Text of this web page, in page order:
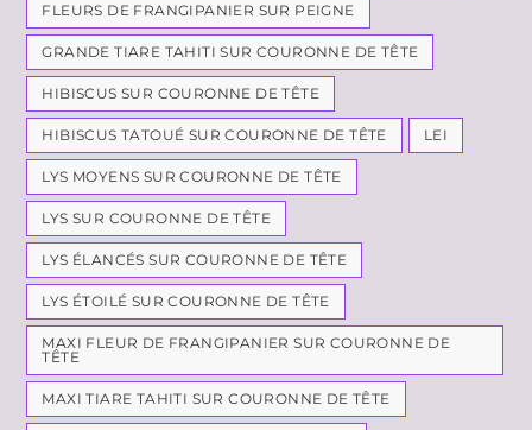
FLEURS DE FRANGIPANIER SUR PEIGNE
GRANDE TIARE TAHITI SUR COURONNE DE TÊTE
HIBISCUS SUR COURONNE DE TÊTE
HIBISCUS TATOUÉ SUR COURONNE DE TÊTE LEI
LYS MOYENS SUR COURONNE DE TÊTE
LYS SUR COURONNE DE TÊTE
LYS ÉLANCÉS SUR COURONNE DE TÊTE
LYS ÉTOILÉ SUR COURONNE DE TÊTE
MAXI FLEUR DE FRANGIPANIER SUR COURONNE DE
TÊTE
MAXI TIARE TAHITI SUR COURONNE DE TÊTE